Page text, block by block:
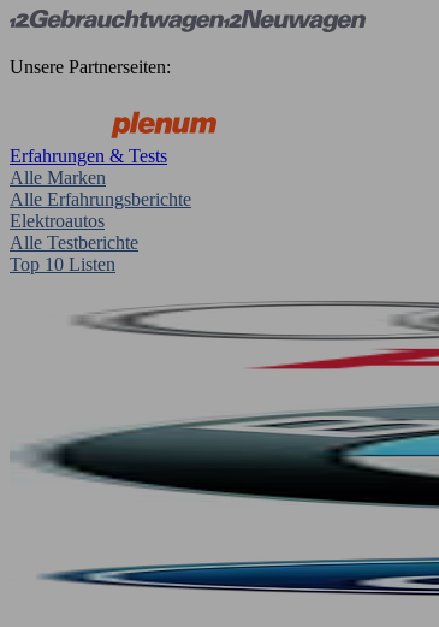
Unsere Partnerseiten:
Erfahrungen & Tests
Alle Marken
Alle Erfahrungsberichte
Elektroautos
Alle Testberichte
Top 10 Listen